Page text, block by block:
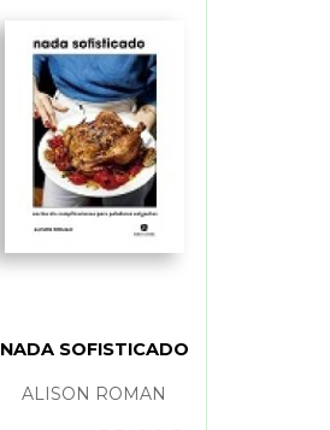
NADA SOFISTICADO
ALISON ROMAN